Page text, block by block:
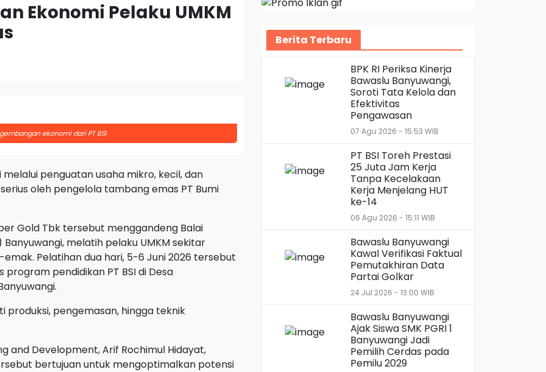
Ekonomi Pelaku UMKM
ekonomi dari PT BSI
penguatan usaha mikro, kecil, dan
oleh pengelola tambang emas PT Bumi
Gold Tbk tersebut menggandeng Balai
melatih pelaku UMKM sekitar
Pelatihan dua hari, 5-6 Juni 2026 tersebut
pendidikan PT BSI di Desa
produksi, pengemasan, hingga teknik
and Development, Arif Rochimul Hidayat,
bertujuan untuk mengoptimalkan potensi
Berita Terbaru
BPK RI Periksa Kinerja
Bawaslu Banyuwangi,
Soroti Tata Kelola dan
Efektivitas
Pengawasan
07 Agu 2026 - 15:53 WIB
PT BSI Toreh Prestasi
25 Juta Jam Kerja
Tanpa Kecelakaan
Kerja Menjelang HUT
ke-14
06 Agu 2026 - 15:11 WIB
Bawaslu Banyuwangi
Kawal Verifikasi Faktual
Pemutakhiran Data
Partai Golkar
24 Jul 2026 - 13:00 WIB
Bawaslu Banyuwangi
Ajak Siswa SMK PGRI 1
Banyuwangi Jadi
Pemilih Cerdas pada
Pemilu 2029